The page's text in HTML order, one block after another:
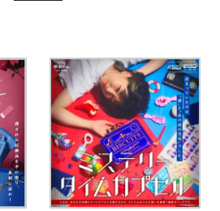
うような演出がございます。